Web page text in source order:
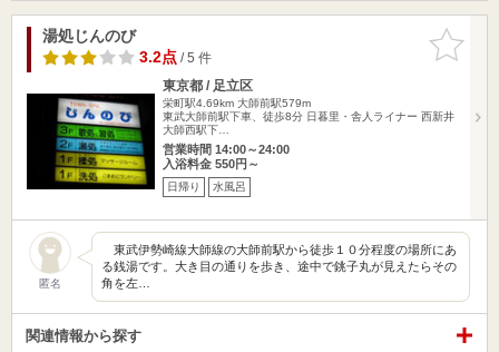
お気に入
りに追加
湯処じんのび
3.2点/ 5 件
東京都 / 足立区
栄町駅4.69km 大師前駅579m
東武大師前駅下車、徒歩8分 日暮里・舎人ライナー 西新井
大師西駅下…
営業時間 14:00～24:00
入浴料金 550円～
日帰り 水風呂
匿名
東武伊勢崎線大師線の大師前駅から徒歩１０分程度の場所にあ
る銭湯です。大き目の通りを歩き、途中で銚子丸が見えたらその
角を左…
関連情報から探す